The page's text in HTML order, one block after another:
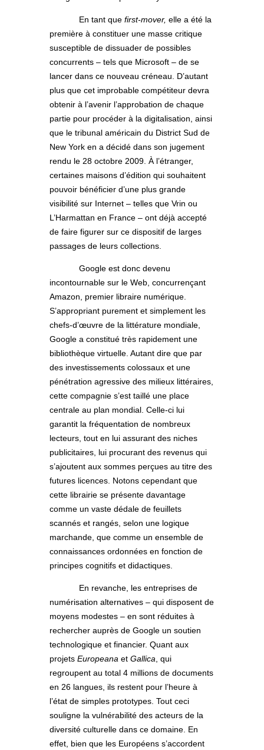
En tant que first-mover, elle a été la
première à constituer une masse critique
susceptible de dissuader de possibles
concurrents – tels que Microsoft – de se
lancer dans ce nouveau créneau. D’autant
plus que cet improbable compétiteur devra
obtenir à l’avenir l’approbation de chaque
partie pour procéder à la digitalisation, ainsi
que le tribunal américain du District Sud de
New York en a décidé dans son jugement
rendu le 28 octobre 2009. À l’étranger,
certaines maisons d’édition qui souhaitent
pouvoir bénéficier d’une plus grande
visibilité sur Internet – telles que Vrin ou
L’Harmattan en France – ont déjà accepté
de faire figurer sur ce dispositif de larges
passages de leurs collections.
Google est donc devenu
incontournable sur le Web, concurrençant
Amazon, premier libraire numérique.
S’appropriant purement et simplement les
chefs-d’œuvre de la littérature mondiale,
Google a constitué très rapidement une
bibliothèque virtuelle. Autant dire que par
des investissements colossaux et une
pénétration agressive des milieux littéraires,
cette compagnie s’est taillé une place
centrale au plan mondial. Celle-ci lui
garantit la fréquentation de nombreux
lecteurs, tout en lui assurant des niches
publicitaires, lui procurant des revenus qui
s’ajoutent aux sommes perçues au titre des
futures licences. Notons cependant que
cette librairie se présente davantage
comme un vaste dédale de feuillets
scannés et rangés, selon une logique
marchande, que comme un ensemble de
connaissances ordonnées en fonction de
principes cognitifs et didactiques.
En revanche, les entreprises de
numérisation alternatives – qui disposent de
moyens modestes – en sont réduites à
rechercher auprès de Google un soutien
technologique et financier. Quant aux
projets Europeana et Gallica , qui
regroupent au total 4 millions de documents
en 26 langues, ils restent pour l’heure à
l’état de simples prototypes. Tout ceci
souligne la vulnérabilité des acteurs de la
diversité culturelle dans ce domaine. En
effet, bien que les Européens s’accordent